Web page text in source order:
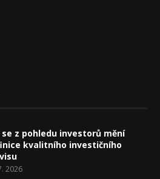
se z pohledu investorů mění
kvalitního investičního
2026